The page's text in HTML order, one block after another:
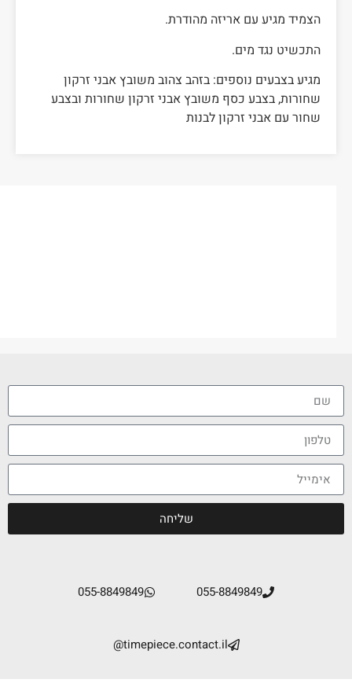
הצמיד מגיע עם אריזה מהודרת.
התכשיט נגד מים.
מגיע בצבעים נוספים: בזהב צהוב משובץ אבני זרקון
שחורות, בצבע כסף משובץ אבני זרקון שחורות ובצבע
שחור עם אבני זרקון לבנות
שליחה
055-8849849
055-8849849
timepiece.contact.il@